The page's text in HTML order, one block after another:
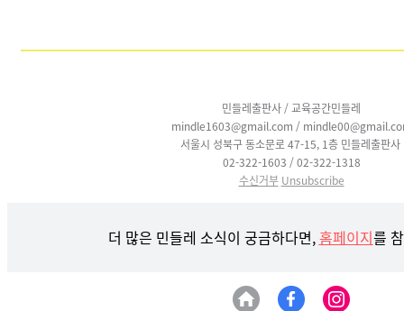
민들레출판사 / 교육공간민들레
mindle1603@gmail.com /
서울시 성북구 동소문로 47-15, 1층 민들레출판사
02-322-1603 / 02-322-1318
수신거부 Unsubscribe
더 많은 민들레 소식이 궁금하다면,홈페이지를